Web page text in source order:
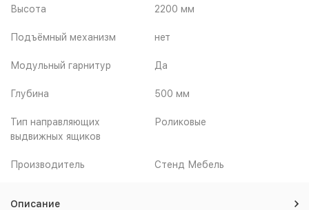
Высота 2200 мм
Подъёмный механизм нет
Модульный гарнитур Да
Глубина 500 мм
Тип направляющих
выдвижных ящиков
Роликовые
Производитель Стенд Мебель
Описание